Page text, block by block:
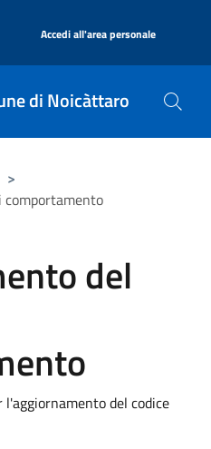
Accedi all'area personale
di Noicàttaro
>
comportamento
del
del codice